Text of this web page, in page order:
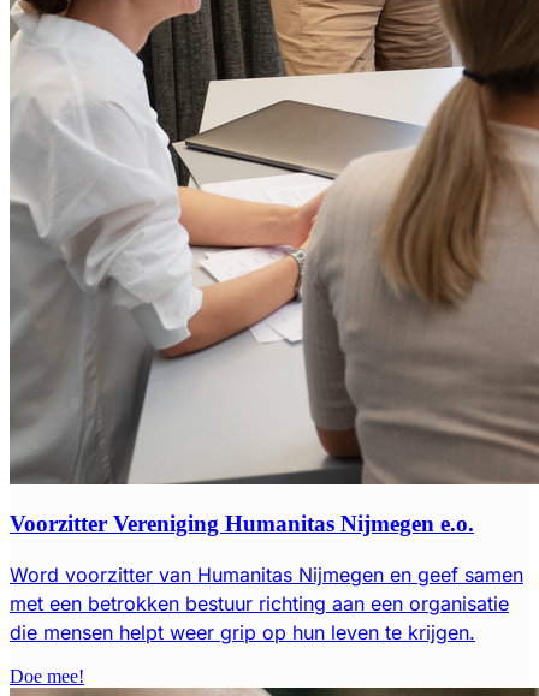
Voorzitter Vereniging Humanitas Nijmegen e.o.
Word voorzitter van Humanitas Nijmegen en geef samen
met een betrokken bestuur richting aan een organisatie
die mensen helpt weer grip op hun leven te krijgen.
Doe mee!